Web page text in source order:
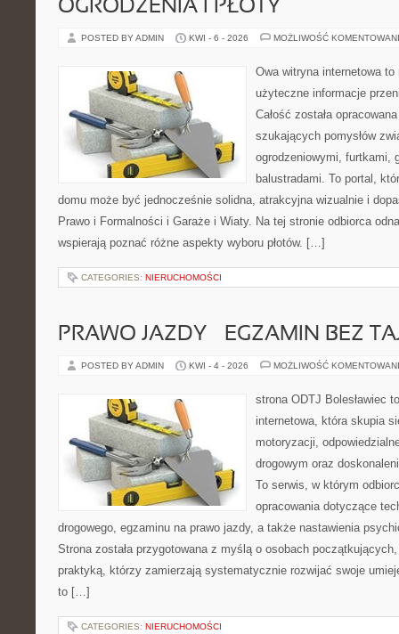
OGRODZENIA I PŁOTY
POSTED BY ADMIN KWI - 6 - 2026 MOŻLIWOŚĆ
Owa witryna internetowa
użyteczne informacje
Całość została
szukających pomysłów
ogrodzeniowymi, furtkami,
balustradami. To portal,
domu może być jednocześnie solidna, atrakcyjna wizualnie i
Prawo i Formalności i Garaże i Wiaty. Na tej stronie odbiorca
wspierają poznać różne aspekty wyboru płotów. […]
CATEGORIES: NIERUCHOMOŚCI
PRAWO JAZDY – EGZAMIN BEZ
POSTED BY ADMIN KWI - 4 - 2026 MOŻLIWOŚĆ
strona ODTJ Bolesławiec
internetowa, która skupia
motoryzacji,
drogowym oraz
To serwis, w którym
opracowania dotyczące
drogowego, egzaminu na prawo jazdy, a także nastawienia
Strona została przygotowana z myślą o osobach
praktyką, którzy zamierzają systematycznie rozwijać swoje
to […]
CATEGORIES: NIERUCHOMOŚCI